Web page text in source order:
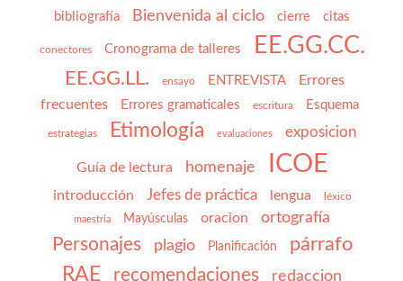
bibliografía Bienvenida al ciclo cierre citas
conectores Cronograma de talleres EE.GG.CC.
EE.GG.LL. ensayo ENTREVISTA
Errores
frecuentes
Errores gramaticales escritura Esquema
estrategias Etimología evaluaciones exposicion
Guía de lectura homenaje ICOE
introducción Jefes de práctica lengua léxico
maestria Mayúsculas oracion ortografía
Personajes plagio Planificación párrafo
RAE recomendaciones redaccion